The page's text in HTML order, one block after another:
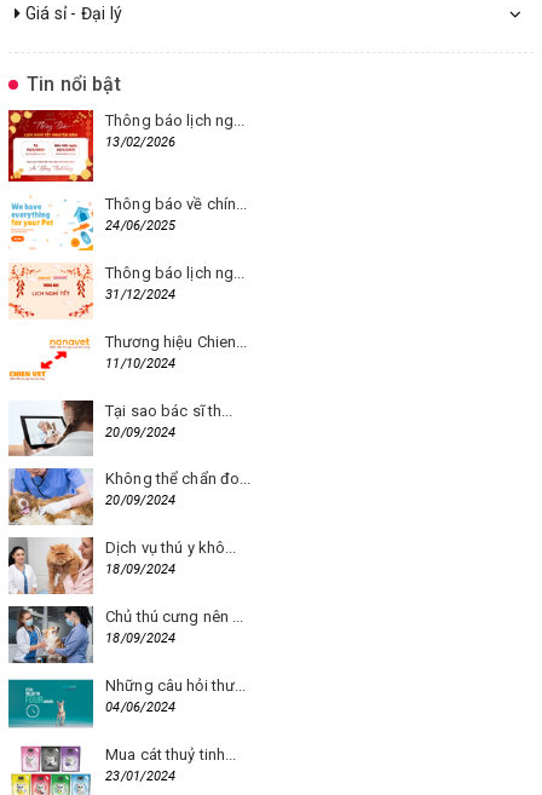
Giá sỉ - Đại lý
Tin nổi bật
Thông báo lịch ng...
13/02/2026
Thông báo về chín...
24/06/2025
Thông báo lịch ng...
31/12/2024
Thương hiệu Chien...
11/10/2024
Tại sao bác sĩ th...
20/09/2024
Không thể chẩn đo...
20/09/2024
Dịch vụ thú y khô...
18/09/2024
Chủ thú cưng nên ...
18/09/2024
Những câu hỏi thư...
04/06/2024
Mua cát thuỷ tinh...
23/01/2024